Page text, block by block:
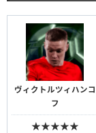
ヴィクトルツィハンコ
フ
★★★★★